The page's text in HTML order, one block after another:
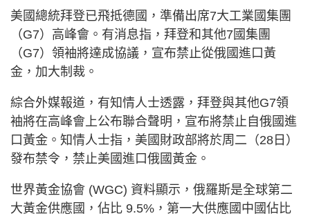
美國總統拜登已飛抵德國，準備出席7大工業國集團
（G7）高峰會。有消息指，拜登和其他7國集團
（G7）領袖將達成協議，宣布禁止從俄國進口黃
金，加大制裁。
綜合外媒報道，有知情人士透露，拜登與其他G7領
袖將在高峰會上公布聯合聲明，宣布將禁止自俄國進
口黃金。知情人士指，美國財政部將於周二（28日）
發布禁令，禁止美國進口俄國黃金。
世界黃金協會 (WGC) 資料顯示，俄羅斯是全球第二
大黃金供應國，佔比 9.5%，第一大供應國中國佔比